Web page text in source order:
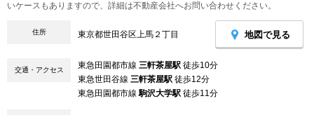
いケースもありますので、詳細は不動産会社へお問い合わせください。
住所 東京都世田谷区上馬２丁目 地図で見る
交通・アクセス 東急田園都市線 三軒茶屋駅 徒歩10分
東急世田谷線 三軒茶屋駅 徒歩12分
東急田園都市線 駒沢大学駅 徒歩11分